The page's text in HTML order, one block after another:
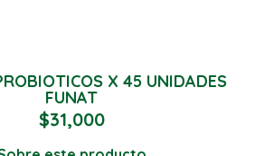
X 45 UNIDADES
FUNAT
$31,000